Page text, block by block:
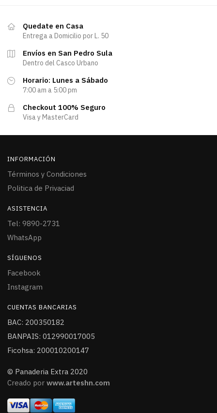
Quedate en Casa
Entrega a Domicilio por L. 50
Envíos en San Pedro Sula
Dentro del Casco Urbano
Horario: Lunes a Sábado
7:00 am a 5:00 pm
Checkout 100% Seguro
Visa y MasterCard
INFORMACIÓN
Términos y Condiciones
Politica de Privaciad
ASISTENCIA
Tel: 9890-2731
WhatsApp
SÍGUENOS
Facebook
Instagram
CUENTAS BANCARIAS
BAC: 200350182
BANPAIS: 012990017005
Ficohsa: 200010200147
© Panaderia Extra 2020
Creado por www.arteshn.com